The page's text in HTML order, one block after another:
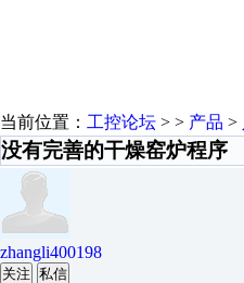
当前位置： 工控论坛 > > 产品 >
没有完善的干燥窑炉程序
zhangli400198
关注 私信